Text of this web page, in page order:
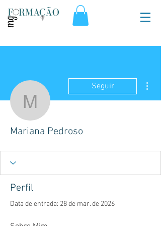
Mariana Pedroso
Seguir
Mariana Pedroso
Perfil
Data de entrada: 28 de mar. de 2026